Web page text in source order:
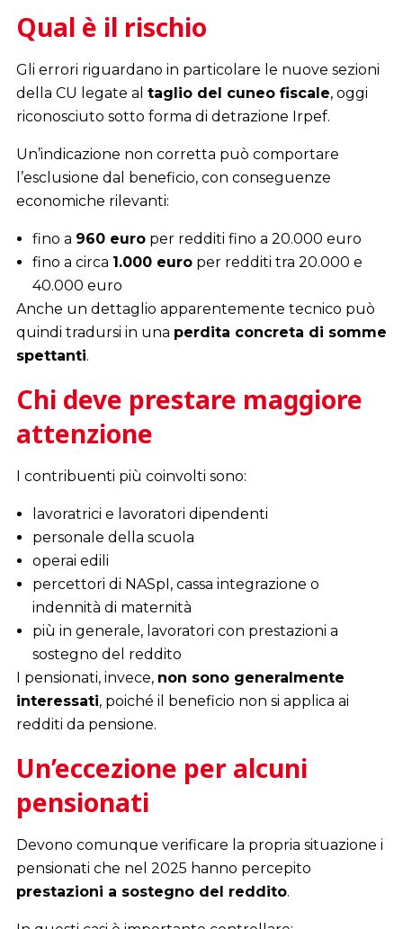
Qual è il rischio
Gli errori riguardano in particolare le nuove sezioni
della CU legate al taglio del cuneo fiscale, oggi
riconosciuto sotto forma di detrazione Irpef.
Un’indicazione non corretta può comportare
l’esclusione dal beneficio, con conseguenze
economiche rilevanti:
fino a 960 europer redditi fino a 20.000 euro
fino a circa 1.000 europer redditi tra 20.000 e
40.000 euro
Anche un dettaglio apparentemente tecnico può
quindi tradursi in una perdita concreta di somme
spettanti.
Chi deve prestare maggiore
attenzione
I contribuenti più coinvolti sono:
lavoratrici e lavoratori dipendenti
personale della scuola
operai edili
percettori di NASpI, cassa integrazione o
indennità di maternità
più in generale, lavoratori con prestazioni a
sostegno del reddito
I pensionati, invece, non sono generalmente
interessati, poiché il beneficio non si applica ai
redditi da pensione.
Un’eccezione per alcuni
pensionati
Devono comunque verificare la propria situazione i
pensionati che nel 2025 hanno percepito
prestazioni a sostegno del reddito.